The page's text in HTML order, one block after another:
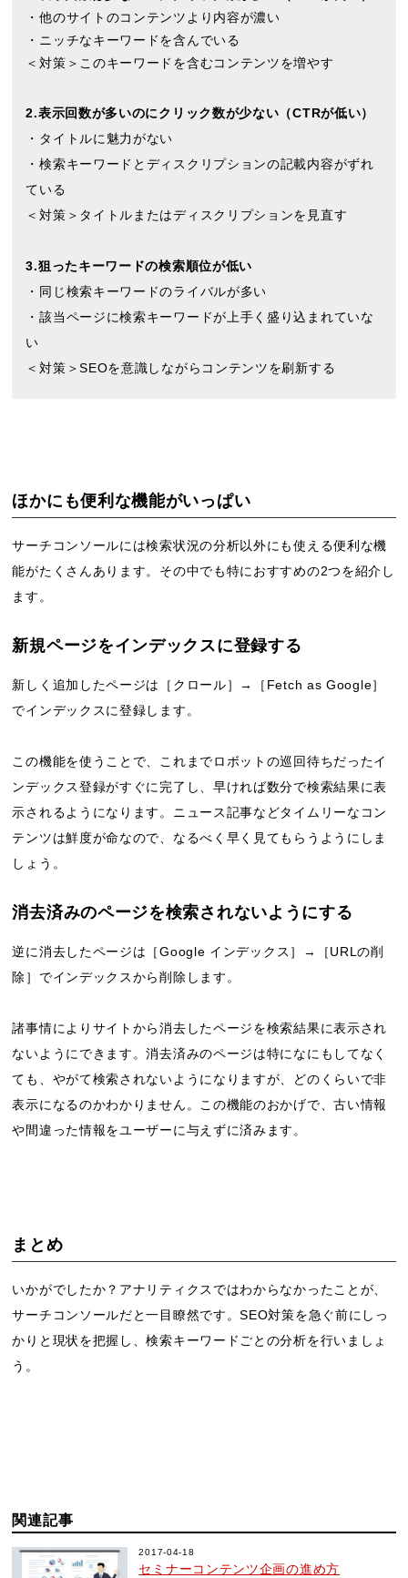
・他のサイトのコンテンツより内容が濃い
・ニッチなキーワードを含んでいる
＜対策＞このキーワードを含むコンテンツを増やす
2.表示回数が多いのにクリック数が少ない（CTRが低い）
・タイトルに魅力がない
・検索キーワードとディスクリプションの記載内容がずれ
ている
＜対策＞タイトルまたはディスクリプションを見直す
3.狙ったキーワードの検索順位が低い
・同じ検索キーワードのライバルが多い
・該当ページに検索キーワードが上手く盛り込まれていな
い
＜対策＞SEOを意識しながらコンテンツを刷新する
ほかにも便利な機能がいっぱい
サーチコンソールには検索状況の分析以外にも使える便利な機
能がたくさんあります。その中でも特におすすめの2つを紹介し
ます。
新規ページをインデックスに登録する
新しく追加したページは［クロール］→［Fetch as Google］
でインデックスに登録します。
この機能を使うことで、これまでロボットの巡回待ちだったイ
ンデックス登録がすぐに完了し、早ければ数分で検索結果に表
示されるようになります。ニュース記事などタイムリーなコン
テンツは鮮度が命なので、なるべく早く見てもらうようにしま
しょう。
消去済みのページを検索されないようにする
逆に消去したページは［Google インデックス］→［URLの削
除］でインデックスから削除します。
諸事情によりサイトから消去したページを検索結果に表示され
ないようにできます。消去済みのページは特になにもしてなく
ても、やがて検索されないようになりますが、どのくらいで非
表示になるのかわかりません。この機能のおかげで、古い情報
や間違った情報をユーザーに与えずに済みます。
まとめ
いかがでしたか？アナリティクスではわからなかったことが、
サーチコンソールだと一目瞭然です。SEO対策を急ぐ前にしっ
かりと現状を把握し、検索キーワードごとの分析を行いましょ
う。
関連記事
2017-04-18
セミナーコンテンツ企画の進め方